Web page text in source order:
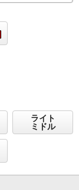
ライト
ミドル